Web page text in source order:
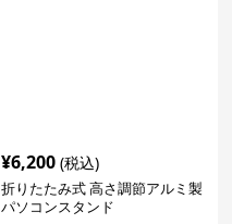
¥6,200 (税込)
折りたたみ式 高さ調節アルミ製
パソコンスタンド